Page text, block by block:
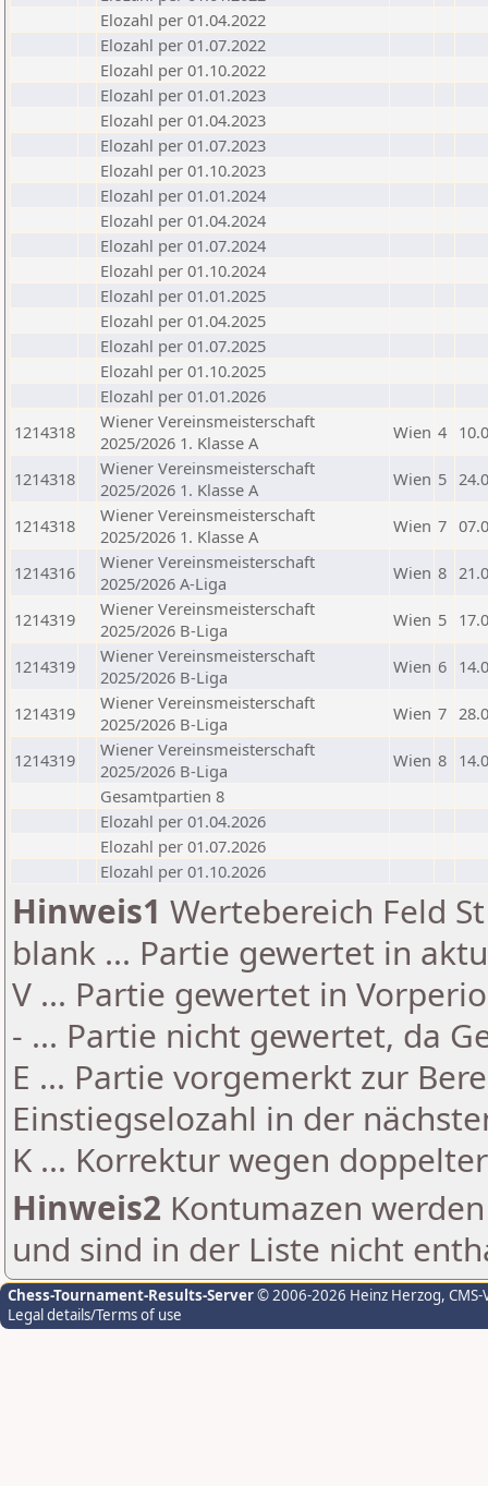
Elozahl per 01.04.2022
Elozahl per 01.07.2022
Elozahl per 01.10.2022
Elozahl per 01.01.2023
Elozahl per 01.04.2023
Elozahl per 01.07.2023
Elozahl per 01.10.2023
Elozahl per 01.01.2024
Elozahl per 01.04.2024
Elozahl per 01.07.2024
Elozahl per 01.10.2024
Elozahl per 01.01.2025
Elozahl per 01.04.2025
Elozahl per 01.07.2025
Elozahl per 01.10.2025
Elozahl per 01.01.2026
1214318
Wiener Vereinsmeisterschaft
2025/2026 1. Klasse A
Wien 4
1214318
Wiener Vereinsmeisterschaft
2025/2026 1. Klasse A
Wien 5
1214318
Wiener Vereinsmeisterschaft
2025/2026 1. Klasse A
Wien 7
1214316
Wiener Vereinsmeisterschaft
2025/2026 A-Liga
Wien 8
1214319
Wiener Vereinsmeisterschaft
2025/2026 B-Liga
Wien 5
1214319
Wiener Vereinsmeisterschaft
2025/2026 B-Liga
Wien 6
1214319
Wiener Vereinsmeisterschaft
2025/2026 B-Liga
Wien 7
1214319
Wiener Vereinsmeisterschaft
2025/2026 B-Liga
Wien 8
Gesamtpartien 8
Elozahl per 01.04.2026
Elozahl per 01.07.2026
Elozahl per 01.10.2026
Hinweis1 Wertebereich Feld
blank ... Partie gewertet in
V ... Partie gewertet in
- ... Partie nicht gewertet, da
E ... Partie vorgemerkt zur
Einstiegselozahl in der
K ... Korrektur wegen
Hinweis2 Kontumazen
und sind in der Liste nicht
Chess-Tournament-Results-Server© 2006-2026 Heinz Herzog,
Legal details/Terms of use